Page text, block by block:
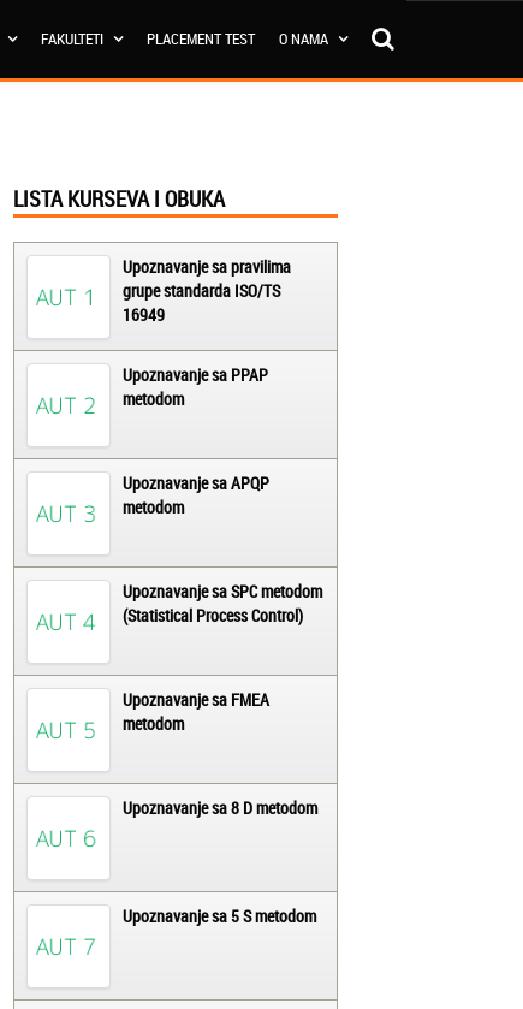
FAKULTETI PLACEMENT TEST O NAMA
LISTA KURSEVA I OBUKA
Upoznavanje sa pravilima
grupe standarda ISO/TS
16949
Upoznavanje sa PPAP
metodom
Upoznavanje sa APQP
metodom
Upoznavanje sa SPC metodom
(Statistical Process Control)
Upoznavanje sa FMEA
metodom
Upoznavanje sa 8 D metodom
Upoznavanje sa 5 S metodom